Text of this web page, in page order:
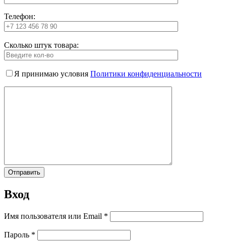
Телефон:
Сколько штук товара:
Я принимаю условия Политики конфиденциальности
Вход
Имя пользователя или Email *
Пароль *